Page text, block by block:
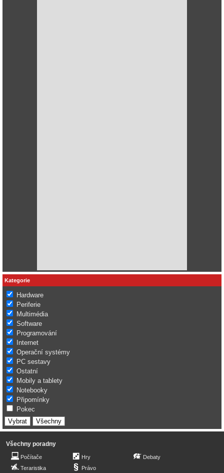
Kategorie
Hardware
Periferie
Multimédia
Software
Programování
Internet
Operační systémy
PC sestavy
Ostatní
Mobily a tablety
Notebooky
Připomínky
Pokec
Všechny poradny
Počítače
Teraristika
Hry
Právo
Debaty